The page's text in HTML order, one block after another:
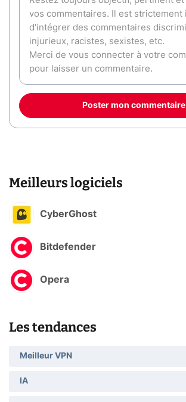
Poster mon commentaire
Meilleurs logiciels
CyberGhost
Bitdefender
Opera
Les tendances
Meilleur VPN
IA